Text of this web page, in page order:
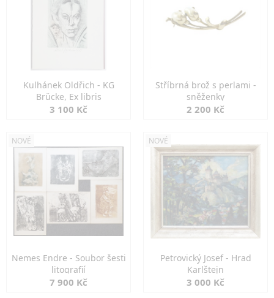
Kulhánek Oldřich - KG
Brücke, Ex libris
3 100 Kč
Stříbrná brož s perlami -
sněženky
2 200 Kč
NOVÉ
Nemes Endre - Soubor šesti
litografií
7 900 Kč
NOVÉ
Petrovický Josef - Hrad
Karlštejn
3 000 Kč